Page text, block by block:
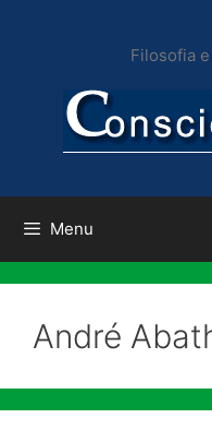
conteúdo
Filosofia
Menu
André